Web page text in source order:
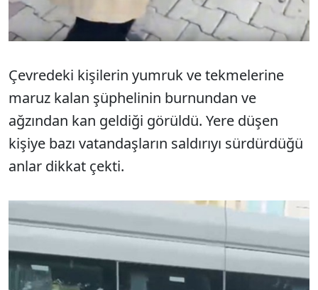
Çevredeki kişilerin yumruk ve tekmelerine
maruz kalan şüphelinin burnundan ve
ağzından kan geldiği görüldü. Yere düşen
kişiye bazı vatandaşların saldırıyı sürdürdüğü
anlar dikkat çekti.